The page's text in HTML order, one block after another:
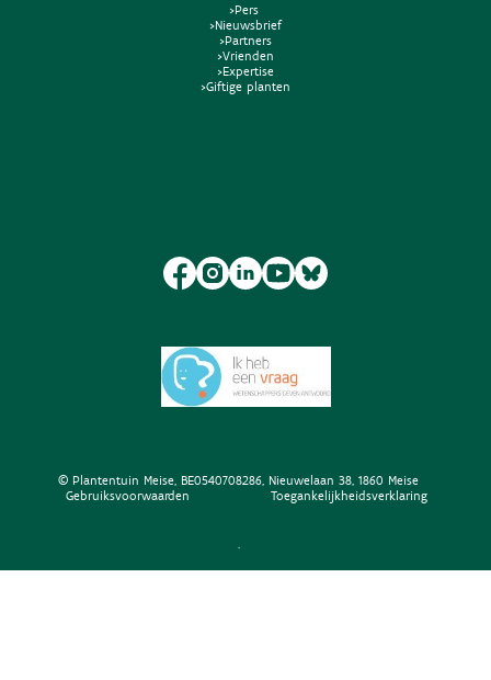
>Pers
>Nieuwsbrief
>Partners
>Vrienden
>Expertise
>Giftige planten
© Plantentuin Meise, BE0540708286, Nieuwelaan 38, 1860 Meise
Gebruiksvoorwaarden
Toegankelijkheidsverklaring
.